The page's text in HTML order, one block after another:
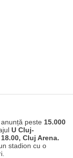
peste 15.000
U Cluj-
Cluj Arena.
stadion cu o